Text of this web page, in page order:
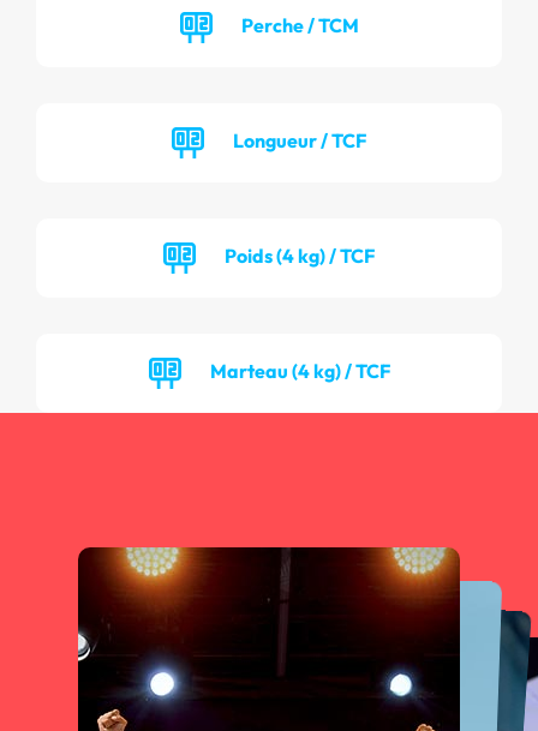
Perche / TCM
Longueur / TCF
Poids (4 kg) / TCF
Marteau (4 kg) / TCF